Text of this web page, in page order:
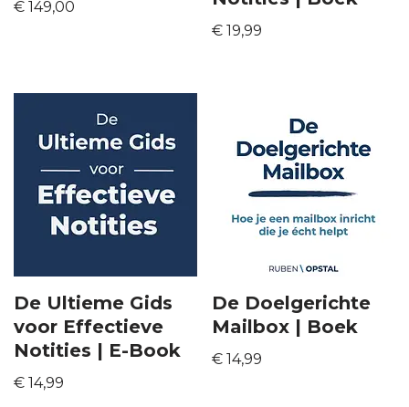
€ 149,00
€ 19,99
De Ultieme Gids
voor Effectieve
Notities | E-Book
€ 14,99
De Doelgerichte
Mailbox | Boek
€ 14,99